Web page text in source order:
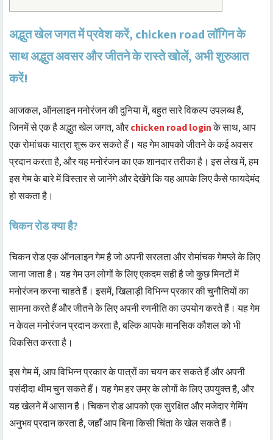
अद्भुत खेल जगत में प्रवेश करें, chicken road लॉगिन के
साथ अद्भुत अवसर और जीतने के रास्ते खोलें, अभी शुरुआत
करें!
आजकल, ऑनलाइन मनोरंजन की दुनिया में, बहुत सारे विकल्प उपलब्ध हैं,
जिनमें से एक है अद्भुत खेल जगत, औरchicken road loginके साथ, आप
एक रोमांचक यात्रा शुरू कर सकते हैं। यह गेम आपको जीतने के कई अवसर
प्रदान करता है, और यह मनोरंजन का एक शानदार तरीका है। इस लेख में, हम
इस गेम के बारे में विस्तार से जानेंगे और देखेंगे कि यह आपके लिए कैसे फायदेमंद
हो सकता है।
चिकन रोड क्या है?
चिकन रोड एक ऑनलाइन गेम है जो अपनी सरलता और रोमांचक गेमप्ले के लिए
जाना जाता है। यह गेम उन लोगों के लिए एकदम सही है जो कुछ मिनटों में
मनोरंजन करना चाहते हैं। इसमें, खिलाड़ी विभिन्न प्रकार की चुनौतियों का
सामना करते हैं और जीतने के लिए अपनी रणनीति का उपयोग करते हैं। यह गेम
न केवल मनोरंजन प्रदान करता है, बल्कि आपके मानसिक कौशल को भी
विकसित करता है।
इस गेम में, आप विभिन्न प्रकार के पात्रों का चयन कर सकते हैं और अपनी
पसंदीदा थीम चुन सकते हैं। यह गेम हर उम्र के लोगों के लिए उपयुक्त है, और
यह खेलने में आसान है। चिकन रोड आपको एक सुरक्षित और मजेदार गेमिंग
अनुभव प्रदान करता है, जहाँ आप बिना किसी चिंता के खेल सकते हैं।